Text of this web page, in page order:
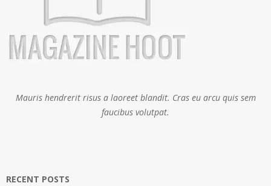
Mauris hendrerit risus a laoreet blandit. Cras eu arcu quis sem
faucibus volutpat.
RECENT POSTS